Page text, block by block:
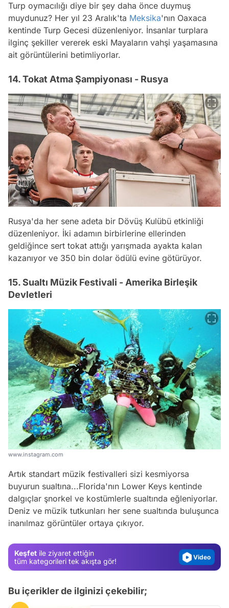
Turp oymacılığı diye bir şey daha önce duymuş
muydunuz? Her yıl 23 Aralık'ta Meksika'nın Oaxaca
kentinde Turp Gecesi düzenleniyor. İnsanlar turplara
ilginç şekiller vererek eski Mayaların vahşi yaşamasına
ait görüntülerini betimliyorlar.
14. Tokat Atma Şampiyonası - Rusya
Rusya'da her sene adeta bir Dövüş Kulübü etkinliği
düzenleniyor. İki adamın birbirlerine ellerinden
geldiğince sert tokat attığı yarışmada ayakta kalan
kazanıyor ve 350 bin dolar ödülü evine götürüyor.
15. Sualtı Müzik Festivali - Amerika Birleşik
Devletleri
www.instagram.com
Artık standart müzik festivalleri sizi kesmiyorsa
buyurun sualtına...Florida'nın Lower Keys kentinde
dalgıçlar şnorkel ve kostümlerle sualtında eğleniyorlar.
Deniz ve müzik tutkunları her sene sualtında buluşunca
inanılmaz görüntüler ortaya çıkıyor.
Keşfet ile ziyaret ettiğin
tüm kategorileri tek akışta gör!
Video
Video
Bu içerikler de ilginizi çekebilir;